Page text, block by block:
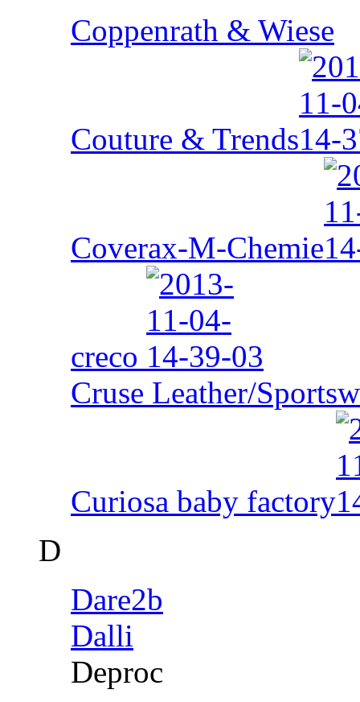
Coppenrath & Wiese
Couture & Trends
Coverax-M-Chemie
creco
Cruse Leather/
Curiosa baby factory
D
Dare2b
Dalli
Deproc